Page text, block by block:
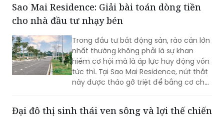
dưới tán thông cổ thụ” bằng trải
nghiệm đa tầng và chuẩn mực resort-
Sao Mai Residence: Giải bài toán dòng tiền
cho nhà đầu tư nhạy bén
Trong đầu tư bất động sản, rào cản lớn
nhất thường không phải là sự khan
hiếm cơ hội mà là áp lực huy động vốn
tức thì. Tại Sao Mai Residence, nút thắt
này được tháo gỡ triệt để bằng cơ chế
qua lộ trình tài chính linh hoạt.
Đại đô thị sinh thái ven sông và lợi thế chiến